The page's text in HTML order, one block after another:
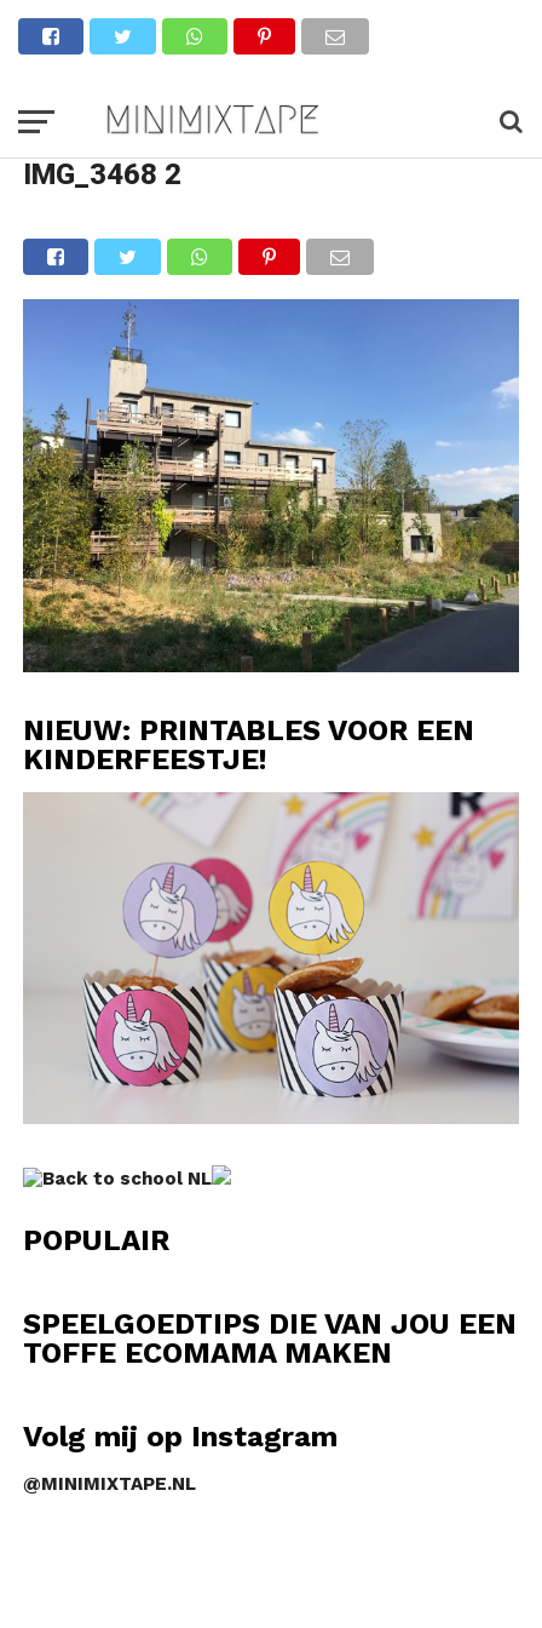
IMG_3468 2
NIEUW: PRINTABLES VOOR EEN
KINDERFEESTJE!
POPULAIR
SPEELGOEDTIPS DIE VAN JOU EEN
TOFFE ECOMAMA MAKEN
Volg mij op Instagram
@MINIMIXTAPE.NL